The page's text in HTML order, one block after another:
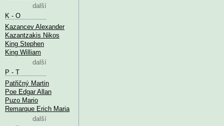
další
K - O
Kazancev Alexander
Kazantzakis Nikos
King Stephen
King William
další
P - T
Patřičný Martin
Poe Edgar Allan
Puzo Mario
Remarque Erich Maria
další